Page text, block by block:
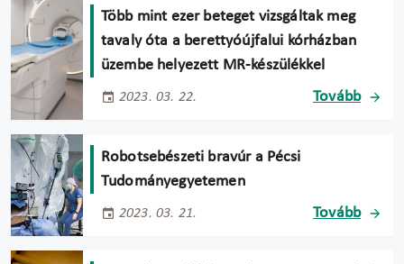
Több mint ezer beteget vizsgáltak meg
tavaly óta a berettyóújfalui kórházban
üzembe helyezett MR-készülékkel
2023. 03. 22. Tovább
Robotsebészeti bravúr a Pécsi
Tudományegyetemen
2023. 03. 21. Tovább